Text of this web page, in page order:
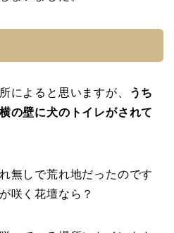
によると思いますが、
うち
の壁に犬のトイレがされて
無しで荒れ地だったのです
咲く花壇なら？